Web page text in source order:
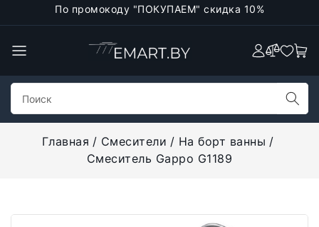
По промокоду "ПОКУПАЕМ" скидка 10%
Главная Смесители
На борт ванны
Смеситель Gappo G1189